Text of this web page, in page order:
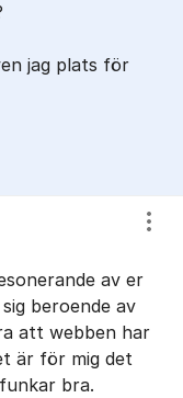
jag plats för
av er
beroende av
att webben har
är för mig det
bra.